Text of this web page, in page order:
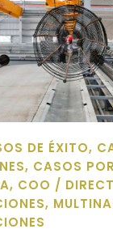
DE ÉXITO,
, CASOS
, COO /
,